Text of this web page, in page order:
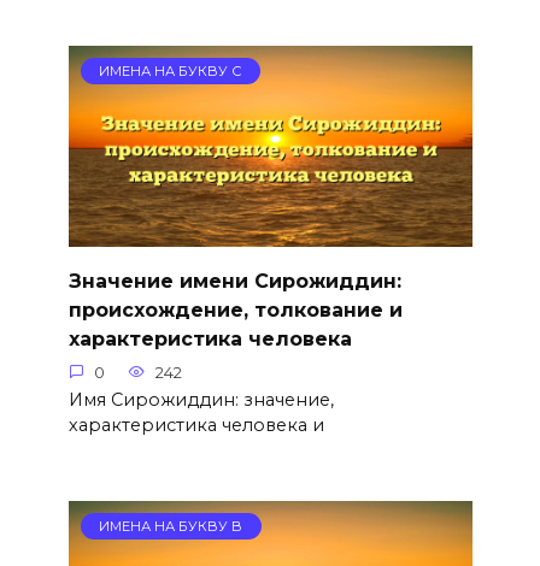
ИМЕНА НА БУКВУ С
Значение имени Сирожиддин:
происхождение, толкование и
характеристика человека
0 242
Имя Сирожиддин: значение,
характеристика человека и
ИМЕНА НА БУКВУ В